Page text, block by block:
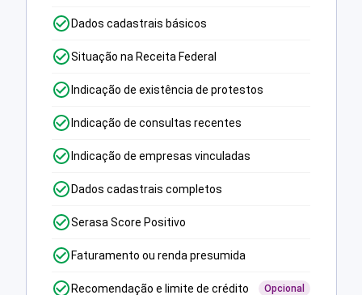
Dados cadastrais básicos
Situação na Receita Federal
Indicação de existência de protestos
Indicação de consultas recentes
Indicação de empresas vinculadas
Dados cadastrais completos
Serasa Score Positivo
Faturamento ou renda presumida
Recomendação e limite de crédito Opcional